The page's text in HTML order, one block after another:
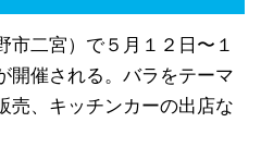
市二宮）で５月１２日〜１
開催される。バラをテーマ
売、キッチンカーの出店な